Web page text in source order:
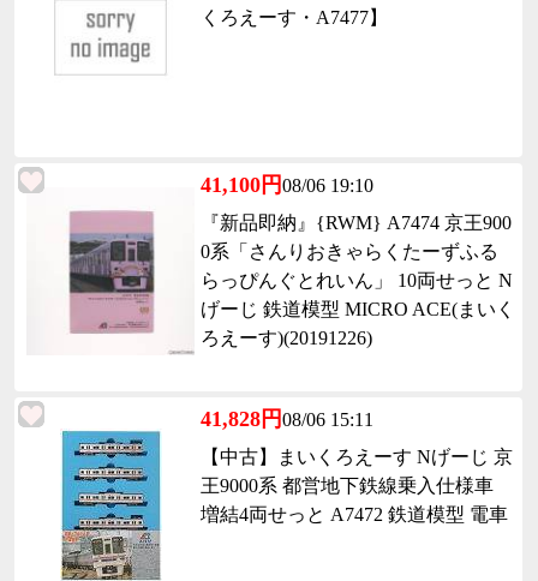
くろえーす・A7477】
41,100円08/06 19:10
『新品即納』{RWM} A7474 京王900
0系「さんりおきゃらくたーずふる
らっぴんぐとれいん」 10両せっと N
げーじ 鉄道模型 MICRO ACE(まいく
ろえーす)(20191226)
41,828円08/06 15:11
【中古】まいくろえーす Nげーじ 京
王9000系 都営地下鉄線乗入仕様車
増結4両せっと A7472 鉄道模型 電車